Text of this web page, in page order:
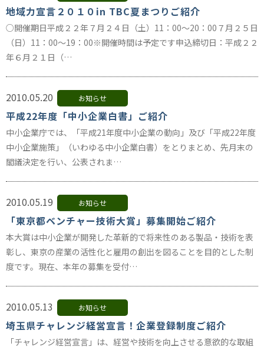
地域力宣言２０１０in TBC夏まつりご紹介
○開催期日平成２２年７月２４日（土）11：00～20：00７月２５日
（日）11：00～19：00※開催時間は予定です申込締切日：平成２２
年６月２１日（…
2010.05.20 お知らせ
平成22年度「中小企業白書」ご紹介
中小企業庁では、「平成21年度中小企業の動向」及び「平成22年度
中小企業施策」（いわゆる中小企業白書）をとりまとめ、先月末の
閣議決定を行い、公表されま…
2010.05.19 お知らせ
「東京都ベンチャー技術大賞」募集開始ご紹介
本大賞は中小企業が開発した革新的で将来性のある製品・技術を表
彰し、東京の産業の活性化と雇用の創出を図ることを目的とした制
度です。現在、本年の募集を受付…
2010.05.13 お知らせ
埼玉県チャレンジ経営宣言！企業登録制度ご紹介
「チャレンジ経営宣言」は、経営や技術を向上させる意欲的な取組